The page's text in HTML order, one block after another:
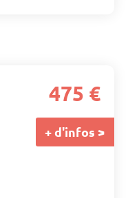
475 €
+ d'infos >